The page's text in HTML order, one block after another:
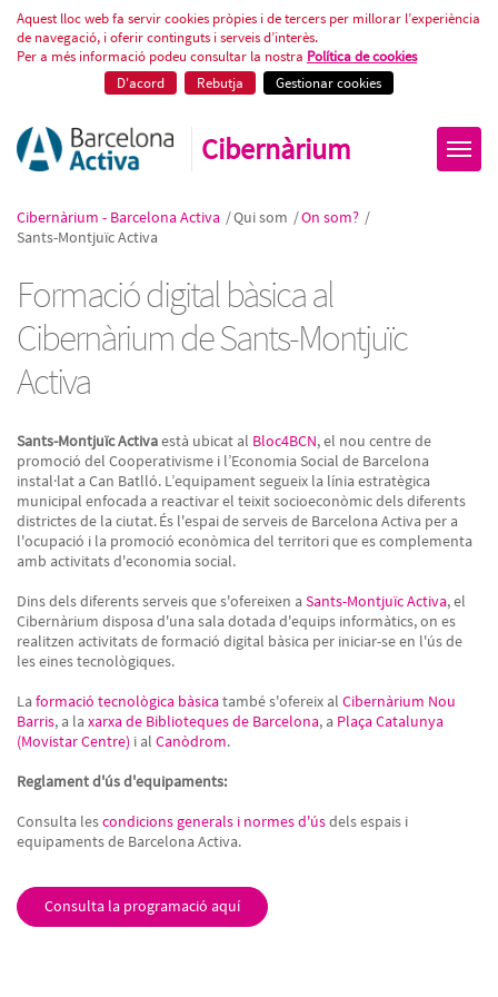
Formació digital bàsica a
Aquest lloc web fa servir cookies pròpies i de tercers per millorar l’experiència
de navegació, i oferir continguts i serveis d’interès.
Per a més informació podeu consultar la nostra Política de cookies
D'acord
Rebutja Gestionar cookies
Cibernàrium
Cibernàrium - Barcelona Activa /Qui som /On som? /
Sants-Montjuïc Activa
Formació digital bàsica al
Cibernàrium de Sants-Montjuïc
Activa
Sants-Montjuïc Activaestà ubicat al Bloc4BCN, el nou centre de
promoció del Cooperativisme i l’Economia Social de Barcelona
instal·lat a Can Batlló. L’equipament segueix la línia estratègica
municipal enfocada a reactivar el teixit socioeconòmic dels diferents
districtes de la ciutat. És l'espai de serveis de Barcelona Activa per a
l'ocupació i la promoció econòmica del territori que es complementa
amb activitats d'economia social.
Dins dels diferents serveis que s'ofereixen a Sants-Montjuïc Activa, el
Cibernàrium disposa d'una sala dotada d'equips informàtics, on es
realitzen activitats de formació digital bàsica per iniciar-se en l'ús de
les eines tecnològiques.
La formació tecnològica bàsicatambé s'ofereix al Cibernàrium Nou
Barris, a la xarxa de Biblioteques de Barcelona, a Plaça Catalunya
(Movistar Centre) i al Canòdrom.
Reglament d'ús d'equipaments:
Consulta lescondicions generals i normes d'úsdels espais i
equipaments de Barcelona Activa.
Consulta la programació aquí